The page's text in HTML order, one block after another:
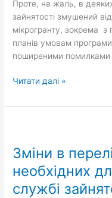
Проте, на жаль, в
зайнятості змушений
мікрогранту, зокрема з
планів умовам
поширеними помилками
Читати далі »
Зміни в
необхідних
службі
переліку
документів,
необхідних
для